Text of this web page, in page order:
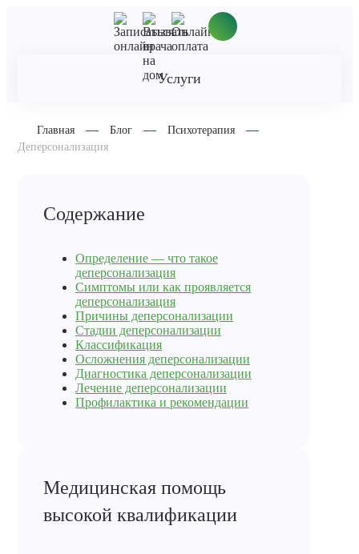
Услуги
Главная Блог
Психотерапия
Деперсонализация
Содержание
Определение — что такое
деперсонализация
Симптомы или как проявляется
деперсонализация
Причины деперсонализации
Стадии деперсонализации
Классификация
Осложнения деперсонализации
Диагностика деперсонализации
Лечение деперсонализации
Профилактика и рекомендации
Медицинская помощь
высокой квалификации